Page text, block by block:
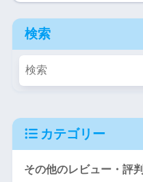
検索
カテゴリー
その他のレビュー・評判